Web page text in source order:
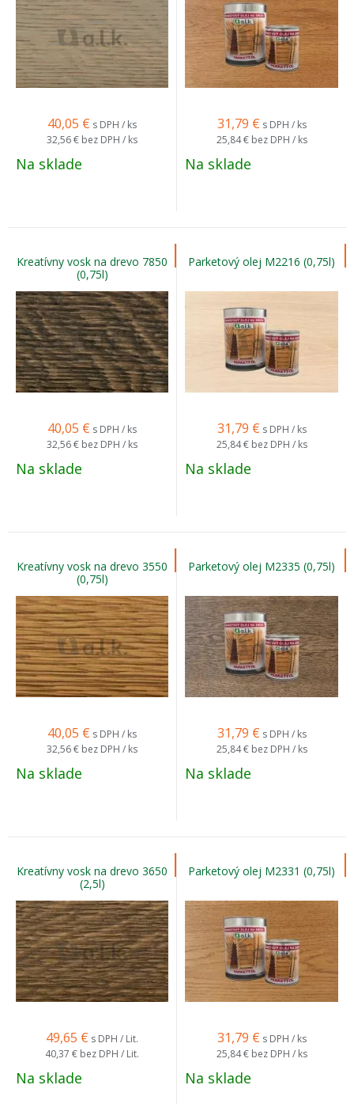
40,05 € s DPH / ks
32,56 € bez DPH / ks
Na sklade
31,79 € s DPH / ks
25,84 € bez DPH / ks
Na sklade
Kreatívny vosk na drevo 7850
(0,75l)
40,05 € s DPH / ks
32,56 € bez DPH / ks
Na sklade
Parketový olej M2216 (0,75l)
31,79 € s DPH / ks
25,84 € bez DPH / ks
Na sklade
Kreatívny vosk na drevo 3550
(0,75l)
40,05 € s DPH / ks
32,56 € bez DPH / ks
Na sklade
Parketový olej M2335 (0,75l)
31,79 € s DPH / ks
25,84 € bez DPH / ks
Na sklade
Kreatívny vosk na drevo 3650
(2,5l)
49,65 € s DPH / Lit.
40,37 € bez DPH / Lit.
Na sklade
Parketový olej M2331 (0,75l)
31,79 € s DPH / ks
25,84 € bez DPH / ks
Na sklade